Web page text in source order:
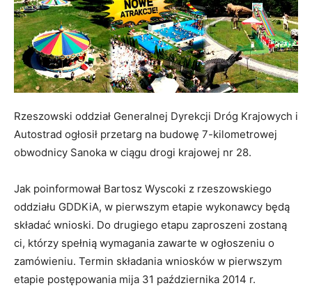
Rzeszowski oddział Generalnej Dyrekcji Dróg Krajowych i
Autostrad ogłosił przetarg na budowę 7-kilometrowej
obwodnicy Sanoka w ciągu drogi krajowej nr 28.
Jak poinformował Bartosz Wyscoki z rzeszowskiego
oddziału GDDKiA, w pierwszym etapie wykonawcy będą
składać wnioski. Do drugiego etapu zaproszeni zostaną
ci, którzy spełnią wymagania zawarte w ogłoszeniu o
zamówieniu. Termin składania wniosków w pierwszym
etapie postępowania mija 31 października 2014 r.